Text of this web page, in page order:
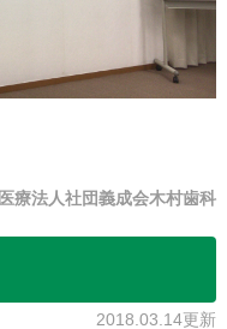
医療法人社団義成会木村歯科
2018.03.14更新